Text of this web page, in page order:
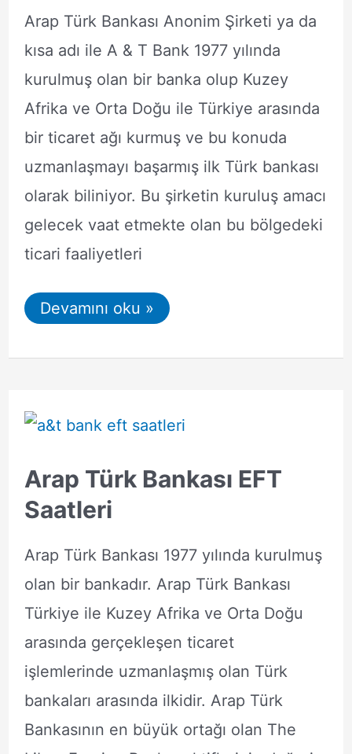
Arap Türk Bankası Anonim Şirketi ya da
kısa adı ile A & T Bank 1977 yılında
kurulmuş olan bir banka olup Kuzey
Afrika ve Orta Doğu ile Türkiye arasında
bir ticaret ağı kurmuş ve bu konuda
uzmanlaşmayı başarmış ilk Türk bankası
olarak biliniyor. Bu şirketin kuruluş amacı
gelecek vaat etmekte olan bu bölgedeki
ticari faaliyetleri
Arap
Türk
HGS
Devamını oku »
Arap Türk Bankası EFT
Saatleri
Arap Türk Bankası 1977 yılında kurulmuş
olan bir bankadır. Arap Türk Bankası
Türkiye ile Kuzey Afrika ve Orta Doğu
arasında gerçekleşen ticaret
işlemlerinde uzmanlaşmış olan Türk
bankaları arasında ilkidir. Arap Türk
Bankasının en büyük ortağı olan The